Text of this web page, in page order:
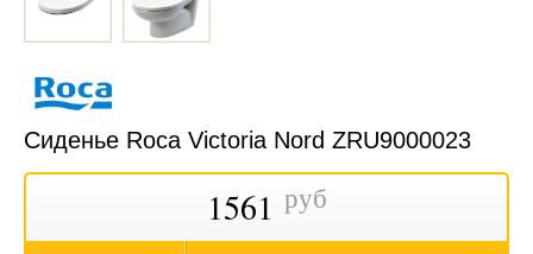
Сиденье Roca Victoria Nord ZRU9000023
1561 руб